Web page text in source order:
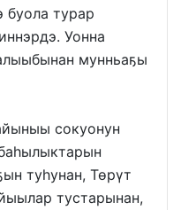
буола турар
Уонна
мунньаҕы
сокуонун
туһунан, Төрүт
тустарынан,